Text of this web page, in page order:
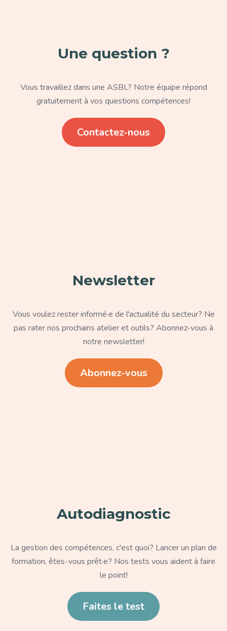
Une question ?
Vous travaillez dans une ASBL? Notre équipe répond
gratuitement à vos questions compétences!
Contactez-nous
Newsletter
Vous voulez rester informé·e de l'actualité du secteur? Ne
pas rater nos prochains atelier et outils? Abonnez-vous à
notre newsletter!
Abonnez-vous
Autodiagnostic
La gestion des compétences, c'est quoi? Lancer un plan de
formation, êtes-vous prêt·e? Nos tests vous aident à faire
le point!
Faites le test